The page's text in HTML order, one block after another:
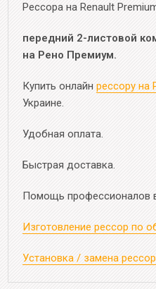
Рессора на Renault
передний 2-листовой
на Рено Премиум.
Купить онлайн рессору на
Украине.
Удобная оплата.
Быстрая доставка.
Помощь профессионалов
Изготовление рессор по
Установка / замена